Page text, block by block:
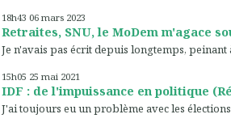
18h43 06 mars 2023
Retraites, SNU, le MoDem m'agace
Je n'avais pas écrit depuis longtemps, peinant
15h05 25 mai 2021
IDF : de l'impuissance en politique
J'ai toujours eu un problème avec les